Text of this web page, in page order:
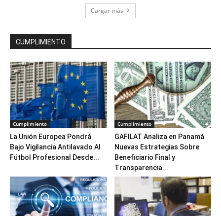
Cargar más
CUMPLIMIENTO
Cumplimiento
La Unión Europea Pondrá
Bajo Vigilancia Antilavado Al
Fútbol Profesional Desde...
Cumplimiento
GAFILAT Analiza en Panamá
Nuevas Estrategias Sobre
Beneficiario Final y
Transparencia...